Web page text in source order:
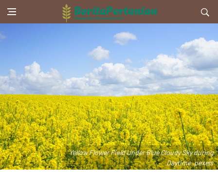
Yellow Flower Field Under Blue Cloudy Sky during
Daytime .pexels